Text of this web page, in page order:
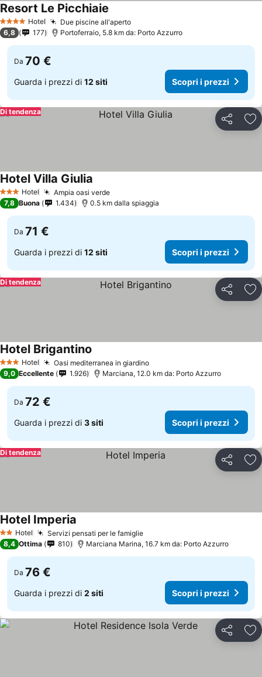
4 Stelle Hotel Due piscine all'aperto
Resort Le Picchiaie
6,8 177 Portoferraio, 5.8 km da: Porto Azzurro
Da 70 €
Guarda i prezzi di 12 siti Scopri i prezzi
Condividi
Di tendenza
3 StelleHotel Ampia oasi verde
Hotel Villa Giulia
7,8 Buona 1.434 0.5 km dalla spiaggia
Da 71 €
Guarda i prezzi di 12 siti Scopri i prezzi
Condividi
Di tendenza
3 StelleHotel Oasi mediterranea in giardino
Hotel Brigantino
9,0 Eccellente 1.926 Marciana, 12.0 km da: Porto Azzurro
Da 72 €
Guarda i prezzi di 3 siti Scopri i prezzi
Condividi
Di tendenza
2 StelleHotel Servizi pensati per le famiglie
Hotel Imperia
8,4 Ottima 810 Marciana Marina, 16.7 km da: Porto Azzurro
Da 76 €
Guarda i prezzi di 2 siti Scopri i prezzi
Condividi